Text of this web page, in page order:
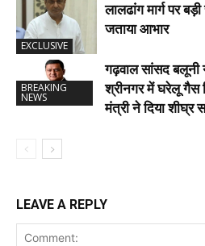
EXCLUSIVE
लालढांग मार्ग पर
जताया आभार
BREAKING
NEWS
गढ़वाल सांसद बलूनी
श्रीनगर में घरेलू गैस
मंत्री ने दिया शीघ्र
LEAVE A REPLY